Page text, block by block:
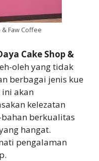
Faw Coffee
Cake Shop &
oleh yang tidak
berbagai jenis kue
akan
kelezatan
berkualitas
hangat.
pengalaman